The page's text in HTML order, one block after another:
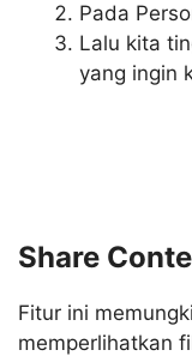
Pada
Lalu kita
yang ingin
Share
Fitur ini
memperlihatkan